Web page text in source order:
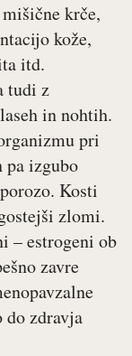
krče,
kože,
itd.
tudi z
in nohtih.
pri
izgubo
Kosti
zlomi.
– estrogeni ob
zavre
do zdravja